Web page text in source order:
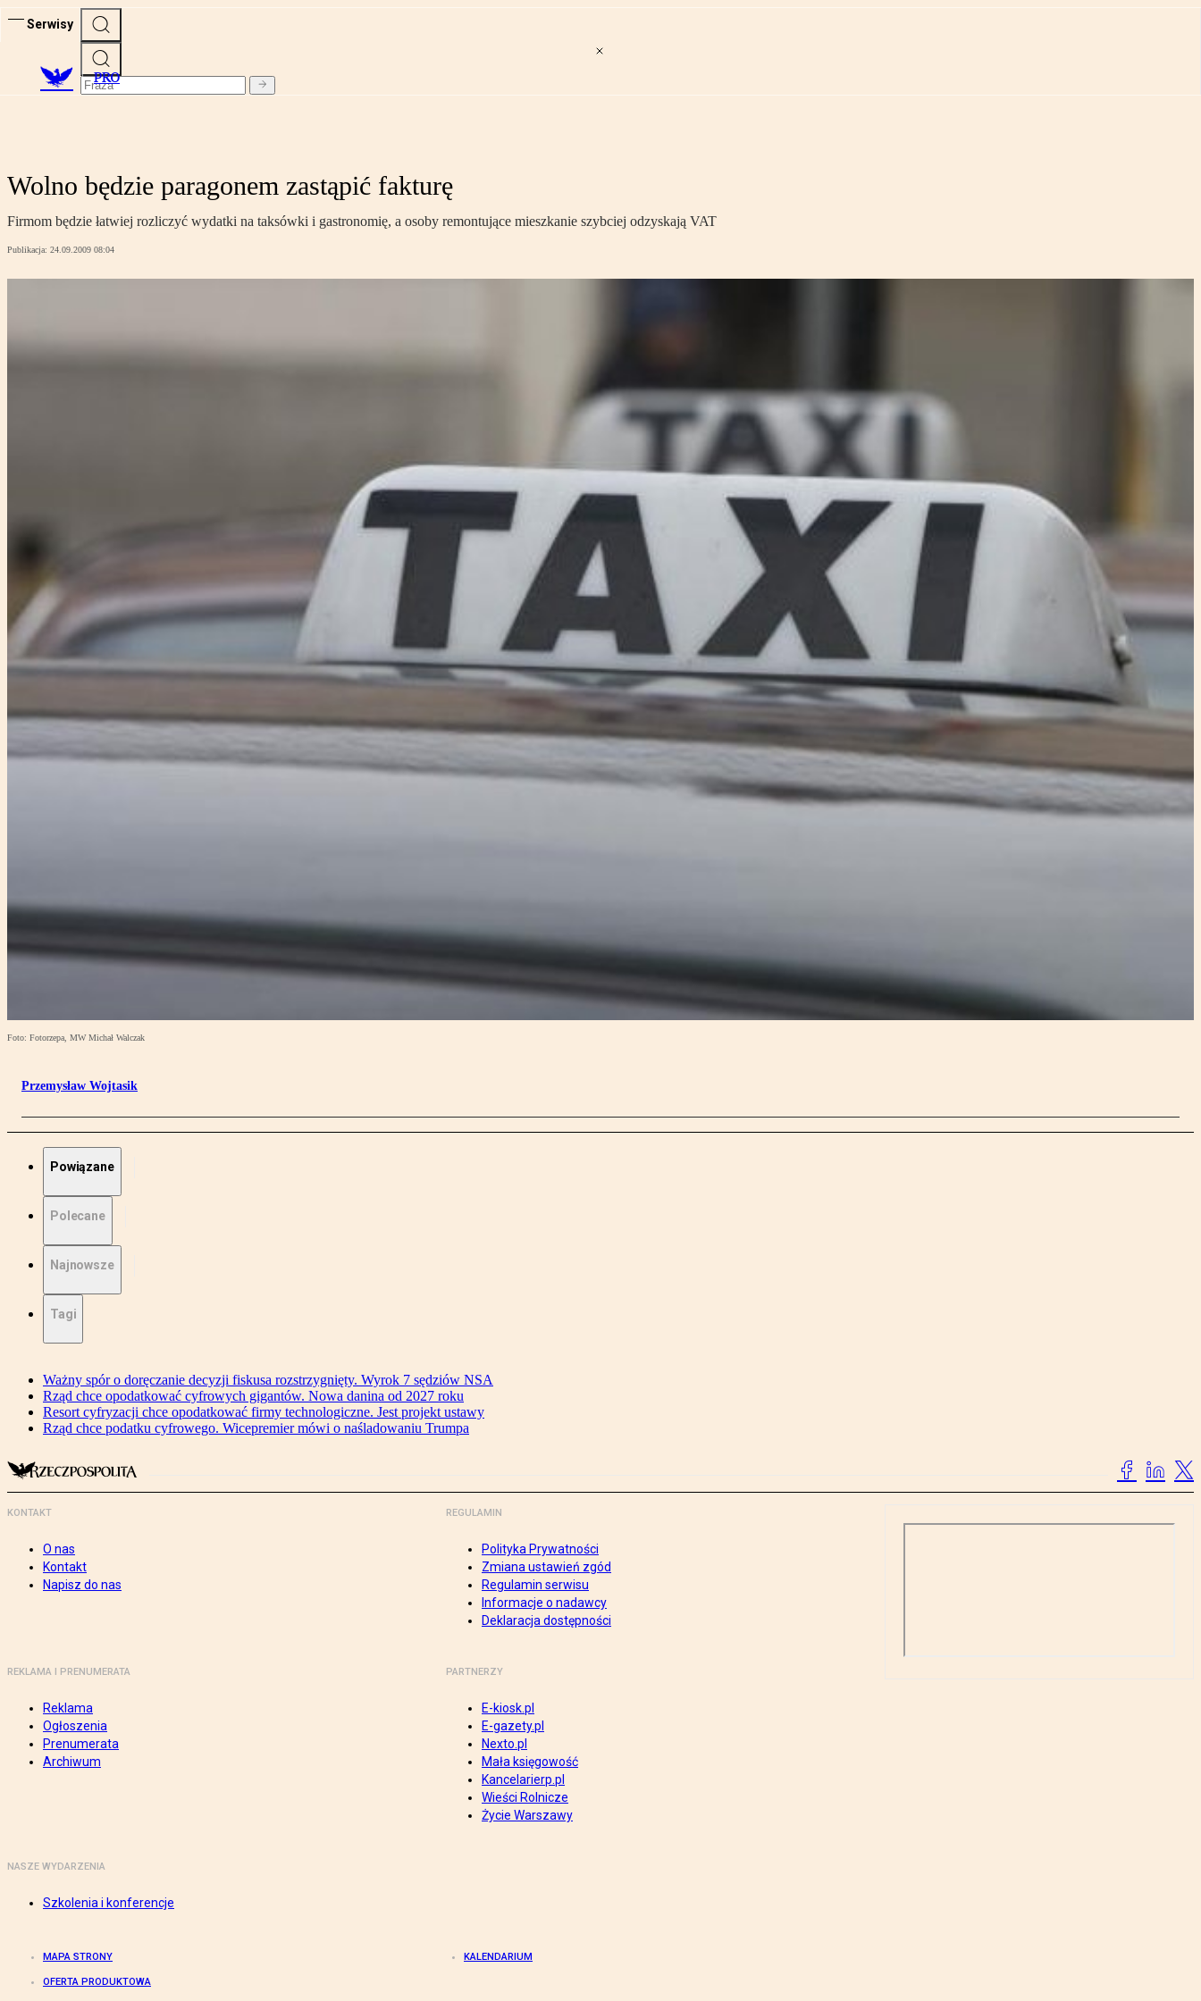
Serwisy
PRO
Wolno będzie paragonem zastąpić fakturę
Firmom będzie łatwiej rozliczyć wydatki na taksówki i gastronomię, a osoby remontujące mieszkanie szybciej odzyskają VAT
Publikacja: 24.09.2009 08:04
Foto: Fotorzepa, MW Michał Walczak
Przemysław Wojtasik
Powiązane
Polecane
Najnowsze
Tagi
Ważny spór o doręczanie decyzji fiskusa rozstrzygnięty. Wyrok 7 sędziów NSA
Rząd chce opodatkować cyfrowych gigantów. Nowa danina od 2027 roku
Resort cyfryzacji chce opodatkować firmy technologiczne. Jest projekt ustawy
Rząd chce podatku cyfrowego. Wicepremier mówi o naśladowaniu Trumpa
KONTAKT
O nas
Kontakt
Napisz do nas
REGULAMIN
Polityka Prywatności
Zmiana ustawień zgód
Regulamin serwisu
Informacje o nadawcy
Deklaracja dostępności
REKLAMA I PRENUMERATA
Reklama
Ogłoszenia
Prenumerata
Archiwum
PARTNERZY
E-kiosk.pl
E-gazety.pl
Nexto.pl
Mała księgowość
Kancelarierp.pl
Wieści Rolnicze
Życie Warszawy
NASZE WYDARZENIA
Szkolenia i konferencje
MAPA STRONY KALENDARIUM
OFERTA PRODUKTOWA